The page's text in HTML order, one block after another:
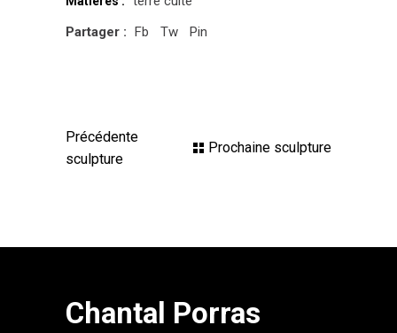
Partager :
Fb Tw Pin
Précédente
sculpture
Prochaine sculpture
Chantal Porras